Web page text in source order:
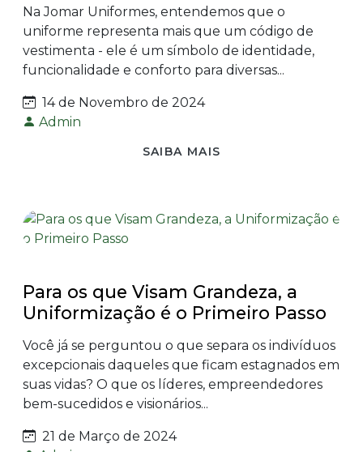
Na Jomar Uniformes, entendemos que o
uniforme representa mais que um código de
vestimenta - ele é um símbolo de identidade,
funcionalidade e conforto para diversas...
14 de Novembro de 2024
Admin
SAIBA MAIS
Para os que Visam Grandeza, a
Uniformização é o Primeiro Passo
Você já se perguntou o que separa os indivíduos
excepcionais daqueles que ficam estagnados em
suas vidas? O que os líderes, empreendedores
bem-sucedidos e visionários...
21 de Março de 2024